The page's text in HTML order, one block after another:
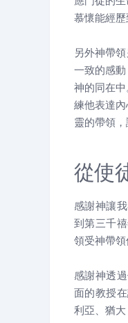
慕懷能經歷
另外神帶
一致的感
神的同在
練他表達
靈的帶領
從使
感謝神讓
到第三千
領受神帶領
感謝神透
面的教授
利亞、猶大